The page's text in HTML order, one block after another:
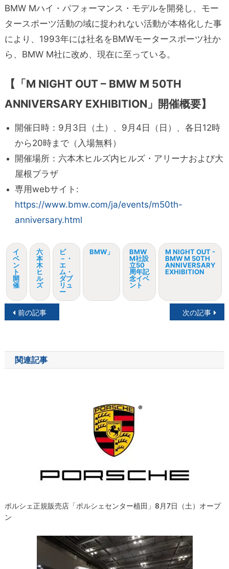
BMW Mハイ・パフォーマンス・モデルを開発し、モー
タースポーツ活動の域に捉われない活動が本格化した事
により、1993年には社名をBMWモータースポーツ社か
ら、BMW M社に改め、現在に至っている。
【「M NIGHT OUT – BMW M 50TH
ANNIVERSARY EXHIBITION」開催概要】
開催日時：9月3日（土）、9月4日（日）、各日12時
から20時まで（入場無料）
開催場所：六本木ヒルズ内ヒルズ・アリーナおよび大
屋根プラザ
専用webサイト:
https://www.bmw.com/ja/events/m50th-
anniversary.html
イ
ベ
ン
ト
開
催
六
本
木
ヒ
ル
ズ
ビ
－・
エ
ム・
ダブ
リュ
ー
BMW」
BMW
M社設
立50
周年記
念イベ
ント
M NIGHT OUT -
BMW M 50TH
ANNIVERSARY
EXHIBITION
投
ナ
ビ
前の記事 次の記事
関連記事
ポルシェ正規販売店「ポルシェセンター植田」8月7日（土）オープ
ン